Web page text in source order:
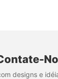
designs e